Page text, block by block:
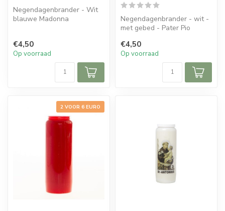
Negendagenbrander - Wit
blauwe Madonna
€4,50
Op voorraad
Negendagenbrander - wit -
met gebed - Pater Pio
€4,50
Op voorraad
2 VOOR 6 EURO